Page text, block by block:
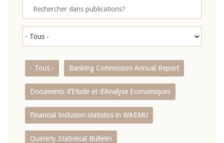
- Tous - Banking Commission Annual Report
Documents d’Etude et d’Analyse Economiques
Financial Inclusion statistics in WAEMU
Quaterly Statistical Bulletin